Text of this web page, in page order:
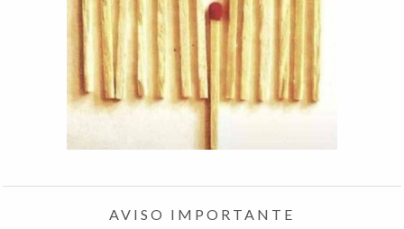
AVISO IMPORTANTE